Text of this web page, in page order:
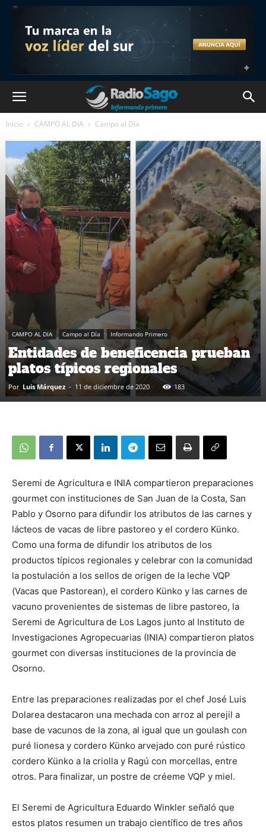
Inicio CAMPO AL DIA Campo al Día
CAMPO AL DIA Campo al Día Informando Primero
Entidades de beneficencia prueban
platos típicos regionales
Por Luis Márquez - 11 de diciembre de 2020 183
Seremi de Agricultura e INIA compartieron preparaciones
gourmet con instituciones de San Juan de la Costa, San
Pablo y Osorno para difundir los atributos de las carnes y
lácteos de vacas de libre pastoreo y el cordero Künko.
Como una forma de difundir los atributos de los
productos típicos regionales y celebrar con la comunidad
la postulación a los sellos de origen de la leche VQP
(Vacas que Pastorean), el cordero Künko y las carnes de
vacuno provenientes de sistemas de libre pastoreo, la
Seremi de Agricultura de Los Lagos junto al Instituto de
Investigaciones Agropecuarias (INIA) compartieron platos
gourmet con diversas instituciones de la provincia de
Osorno.
Entre las preparaciones realizadas por el chef José Luis
Dolarea destacaron una mechada con arroz al perejil a
base de vacunos de la zona, al igual que un goulash con
puré lionesa y cordero Künko arvejado con puré rústico
cordero Künko a la criolla y Ragú con morcellas, entre
otros. Para finalizar, un postre de créeme VQP y miel.
El Seremi de Agricultura Eduardo Winkler señaló que
estos platos resumen un trabajo científico de tres años